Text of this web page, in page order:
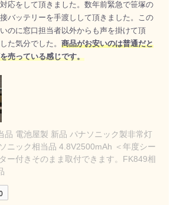
応をして頂きました。数年前緊急で笹塚の
バッテリーを手渡しして頂きました。この
のに窓口担当者以外からも声を掛けて頂
た気分でした。 商品がお安いのは普通だと
売っている感じです。
品 電池屋製 新品 パナソニック製非常灯
ニック相当品 4.8V2500mAh ＜年度シー
ー付きそのまま取付できます。FK849相